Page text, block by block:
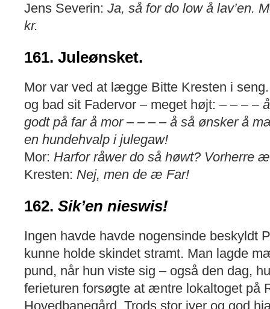
Jens Severin: Ja, så for do low å lav’en.
kr.
161. Juleønsket.
Mor var ved at lægge Bitte Kresten i
og bad sit Fadervor – meget højt: – – – –
godt på far å mor – – – – å så ønsker å
en hundehvalp i julegaw!
Mor: Harfor råwer do så høwt? Vorherre
Kresten: Nej, men de æ Far!
162. Sik’en nieswis!
Ingen havde havde nogensinde beskyldt
kunne holde skindet stramt. Man lagde
pund, når hun viste sig – også den dag,
ferieturen forsøgte at æntre lokaltoget på
Hovedbanegård. Trods stor iver og god